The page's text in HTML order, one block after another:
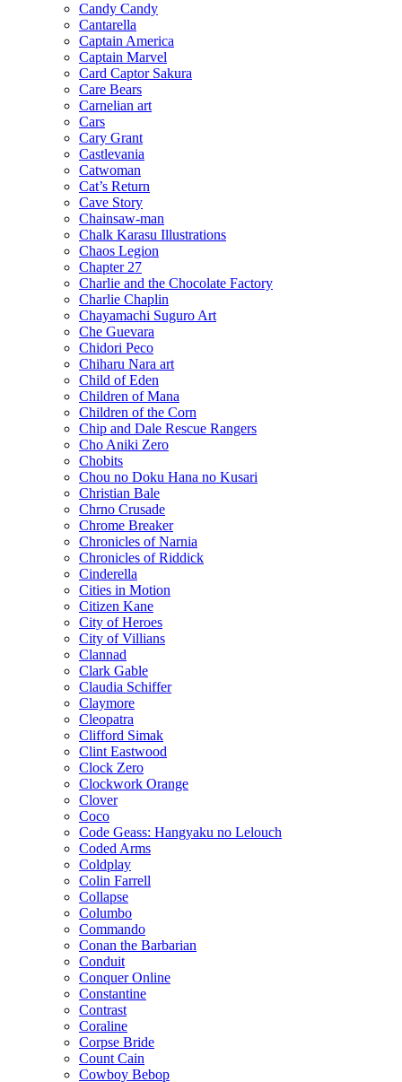
Candy Candy
Cantarella
Captain America
Captain Marvel
Card Captor Sakura
Care Bears
Carnelian art
Cars
Cary Grant
Castlevania
Catwoman
Cat’s Return
Cave Story
Chainsaw-man
Chalk Karasu Illustrations
Chaos Legion
Chapter 27
Charlie and the Chocolate Factory
Charlie Chaplin
Chayamachi Suguro Art
Che Guevara
Chidori Peco
Chiharu Nara art
Child of Eden
Children of Mana
Children of the Corn
Chip and Dale Rescue Rangers
Cho Aniki Zero
Chobits
Chou no Doku Hana no Kusari
Christian Bale
Chrno Crusade
Chrome Breaker
Chronicles of Narnia
Chronicles of Riddick
Cinderella
Cities in Motion
Citizen Kane
City of Heroes
City of Villians
Clannad
Clark Gable
Claudia Schiffer
Claymore
Cleopatra
Clifford Simak
Clint Eastwood
Clock Zero
Clockwork Orange
Clover
Coco
Code Geass: Hangyaku no Lelouch
Coded Arms
Coldplay
Colin Farrell
Collapse
Columbo
Commando
Conan the Barbarian
Conduit
Conquer Online
Constantine
Contrast
Coraline
Corpse Bride
Count Cain
Cowboy Bebop